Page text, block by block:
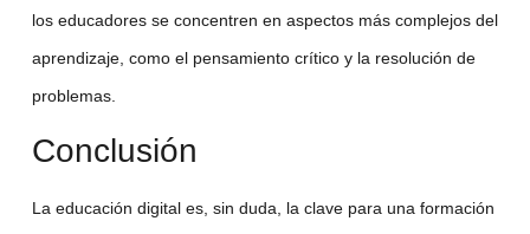
los educadores se concentren en aspectos más complejos del
aprendizaje, como el pensamiento crítico y la resolución de
problemas.
Conclusión
La educación digitales, sin duda, la clave para una formación